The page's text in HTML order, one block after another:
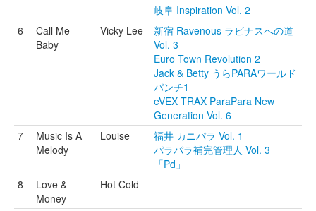
岐阜 Inspiration Vol. 2
6
Call Me
Baby
Vicky Lee
新宿 Ravenous ラビナスへの道
Vol. 3
Euro Town Revolution 2
Jack & Betty うらPARAワールド
パンチ1
eVEX TRAX ParaPara New
Generation Vol. 6
7
Music Is A
Melody
Louise
福井 カニパラ Vol. 1
パラパラ補完管理人 Vol. 3
「Pd」
8
Love &
Money
Hot Cold